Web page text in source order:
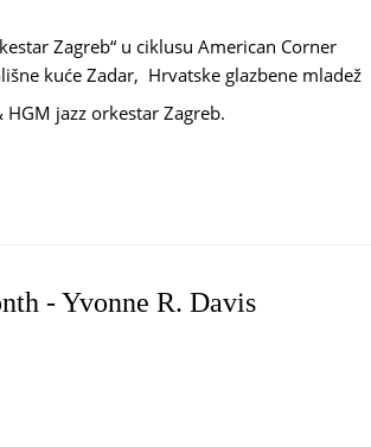
Zagreb“ u ciklusu American Corner
kuće Zadar, Hrvatske glazbene mladež
jazz orkestar Zagreb.
- Yvonne R. Davis